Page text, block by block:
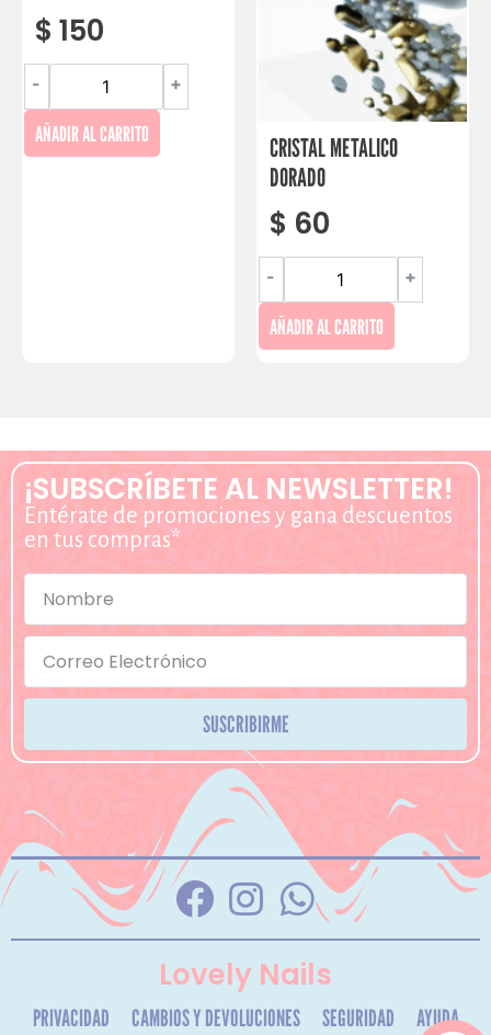
$ 150
- +
AÑADIR AL CARRITO
CRISTAL METALICO
DORADO
$ 60
- +
AÑADIR AL CARRITO
¡SUBSCRÍBETE AL NEWSLETTER!
Entérate de promociones y gana descuentos
en tus compras*
SUSCRIBIRME
Lovely Nails
PRIVACIDAD CAMBIOS Y DEVOLUCIONES SEGURIDAD AYUDA